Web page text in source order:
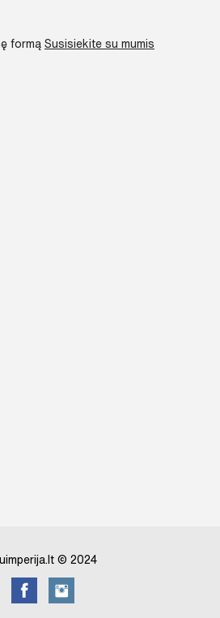
formą Susisiekite su mumis
© 2024